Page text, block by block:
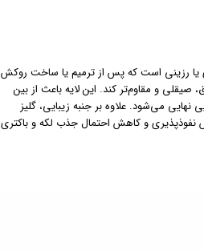
رزینی است که پس از ترمیم یا ساخت روکش
صیقلی و مقاوم‌تر کند. این لایه باعث از بین
می‌شود. علاوه بر جنبه زیبایی، گلیز
و کاهش احتمال جذب لکه و باکتری